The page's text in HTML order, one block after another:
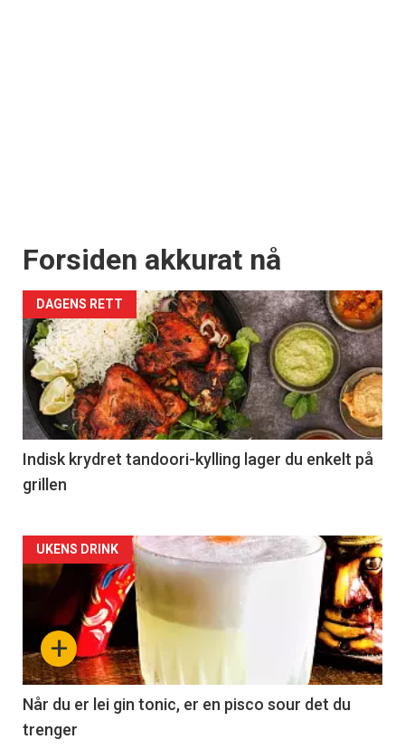
Forsiden akkurat nå
DAGENS RETT
Indisk krydret tandoori-kylling lager du enkelt på
grillen
Forsiden
akkurat
nå
-
2
+
UKENS DRINK
Når du er lei gin tonic, er en pisco sour det du
trenger